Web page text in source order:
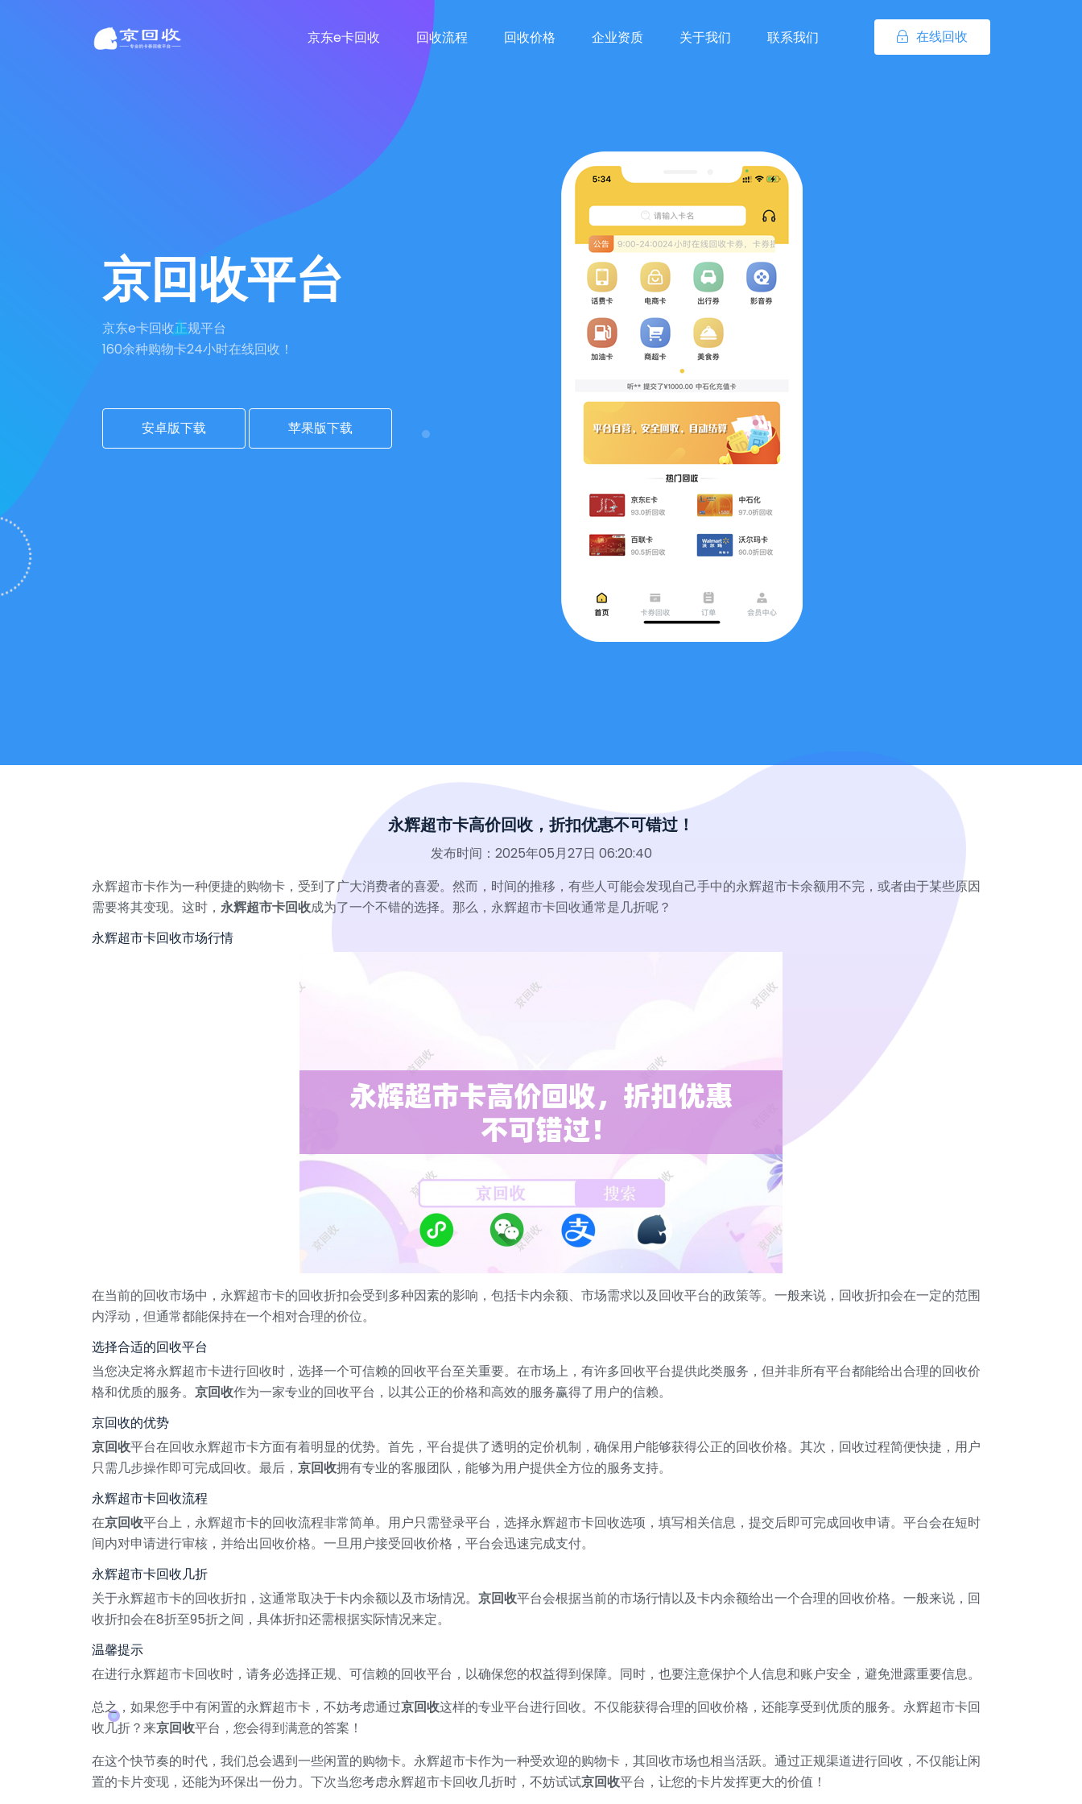
在线回收
京东e卡回收 回收流程 回收价格 企业资质 关于我们 联系我们
京回收平台
京东e卡回收正规平台
160余种购物卡24小时在线回收！
安卓版下载 苹果版下载
永辉超市卡高价回收，折扣优惠不可错过！
发布时间：2025年05月27日 06:20:40
永辉超市卡作为一种便捷的购物卡，受到了广大消费者的喜爱。然而，时间的推移，有些人可能会发现自己手中的永辉超市卡余额用不完，或者由于某些原因
需要将其变现。这时， 永辉超市卡回收成为了一个不错的选择。那么，永辉超市卡回收通常是几折呢？
永辉超市卡回收市场行情
在当前的回收市场中，永辉超市卡的回收折扣会受到多种因素的影响，包括卡内余额、市场需求以及回收平台的政策等。一般来说，回收折扣会在一定的范围
内浮动，但通常都能保持在一个相对合理的价位。
选择合适的回收平台
当您决定将永辉超市卡进行回收时，选择一个可信赖的回收平台至关重要。在市场上，有许多回收平台提供此类服务，但并非所有平台都能给出合理的回收价
格和优质的服务。 京回收作为一家专业的回收平台，以其公正的价格和高效的服务赢得了用户的信赖。
京回收的优势
京回收平台在回收永辉超市卡方面有着明显的优势。首先，平台提供了透明的定价机制，确保用户能够获得公正的回收价格。其次，回收过程简便快捷，用户
只需几步操作即可完成回收。最后， 京回收拥有专业的客服团队，能够为用户提供全方位的服务支持。
永辉超市卡回收流程
在京回收平台上，永辉超市卡的回收流程非常简单。用户只需登录平台，选择永辉超市卡回收选项，填写相关信息，提交后即可完成回收申请。平台会在短时
间内对申请进行审核，并给出回收价格。一旦用户接受回收价格，平台会迅速完成支付。
永辉超市卡回收几折
关于永辉超市卡的回收折扣，这通常取决于卡内余额以及市场情况。 京回收平台会根据当前的市场行情以及卡内余额给出一个合理的回收价格。一般来说，回
收折扣会在8折至95折之间，具体折扣还需根据实际情况来定。
温馨提示
在进行永辉超市卡回收时，请务必选择正规、可信赖的回收平台，以确保您的权益得到保障。同时，也要注意保护个人信息和账户安全，避免泄露重要信息。
总之，如果您手中有闲置的永辉超市卡，不妨考虑通过京回收这样的专业平台进行回收。不仅能获得合理的回收价格，还能享受到优质的服务。永辉超市卡回
收几折？来京回收平台，您会得到满意的答案！
在这个快节奏的时代，我们总会遇到一些闲置的购物卡。永辉超市卡作为一种受欢迎的购物卡，其回收市场也相当活跃。通过正规渠道进行回收，不仅能让闲
置的卡片变现，还能为环保出一份力。下次当您考虑永辉超市卡回收几折时，不妨试试京回收平台，让您的卡片发挥更大的价值！